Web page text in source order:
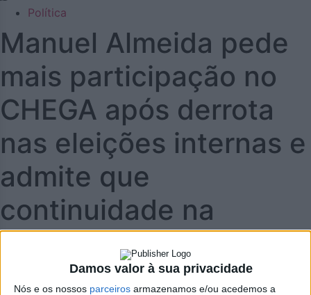
Damos valor à sua privacidade
Nós e os nossos parceiros armazenamos e/ou acedemos a
Política
Manuel Almeida pede
mais participação no
CHEGA após derrota
nas eleições internas e
admite que
continuidade na
concelhia depende da
nova distrital